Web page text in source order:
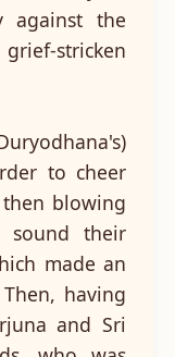
against the
stricken
to cheer
blowing
sound their
made an
having
and Sri